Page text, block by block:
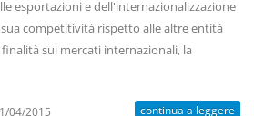
esportazioni e dell'internazionalizzazione
competitività rispetto alle altre entità
sui mercati internazionali, la
04/2015 continua a leggere